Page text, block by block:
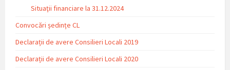
Situaţii financiare la 31.12.2024
Convocări ședințe CL
Declarații de avere Consilieri Locali 2019
Declarații de avere Consilieri Locali 2020